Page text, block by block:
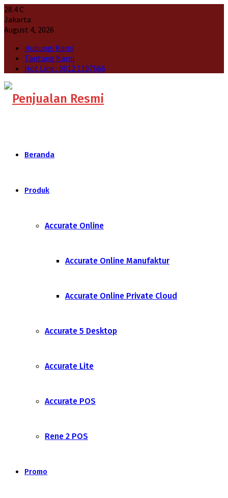
28.4C
Jakarta
August 4, 2026
Hubungi Kami
Tantang Kami
Hot Line : 0812 1107666
Beranda
Produk
Accurate Online
Accurate Online Manufaktur
Accurate Online Private Cloud
Accurate 5 Desktop
Accurate Lite
Accurate POS
Rene 2 POS
Promo